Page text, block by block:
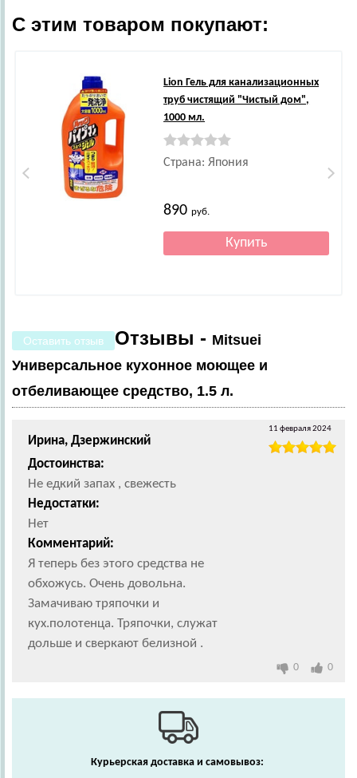
С этим товаром покупают:
Lion Гель для канализационных
труб чистящий "Чистый дом",
1000 мл.
Страна: Япония
890руб.
Оставить отзыв Отзывы - Mitsuei
Универсальное кухонное моющее и
отбеливающее средство, 1.5 л.
Ирина, Дзержинский
Достоинства:
Не едкий запах , свежесть
Недостатки:
Нет
Комментарий:
Я теперь без этого средства не
обхожусь. Очень довольна.
Замачиваю тряпочки и
кух.полотенца. Тряпочки, служат
дольше и сверкают белизной .
11 февраля 2024
0 0
Курьерская доставка и самовывоз: